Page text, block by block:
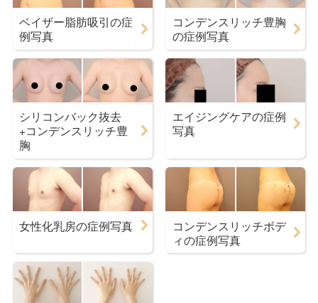
ベイザー脂肪吸引の症
例写真
コンデンスリッチ豊胸
の症例写真
シリコンバック抜去
+コンデンスリッチ豊
胸
エイジングケアの症例
写真
女性化乳房の症例写真
コンデンスリッチボデ
ィの症例写真